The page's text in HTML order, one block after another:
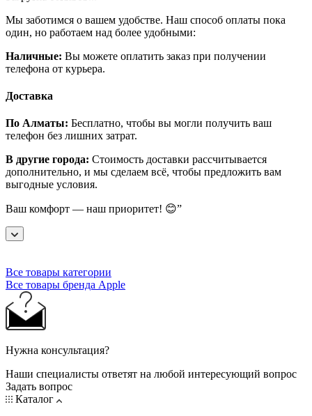
Мы заботимся о вашем удобстве. Наш способ оплаты пока
один, но работаем над более удобными:
Наличные: Вы можете оплатить заказ при получении
телефона от курьера.
Доставка
По Алматы: Бесплатно, чтобы вы могли получить ваш
телефон без лишних затрат.
В другие города: Стоимость доставки рассчитывается
дополнительно, и мы сделаем всё, чтобы предложить вам
выгодные условия.
Ваш комфорт — наш приоритет! 😊”
Все товары категории
Все товары бренда Apple
Нужна консультация?
Наши специалисты ответят на любой интересующий вопрос
Задать вопрос
Каталог